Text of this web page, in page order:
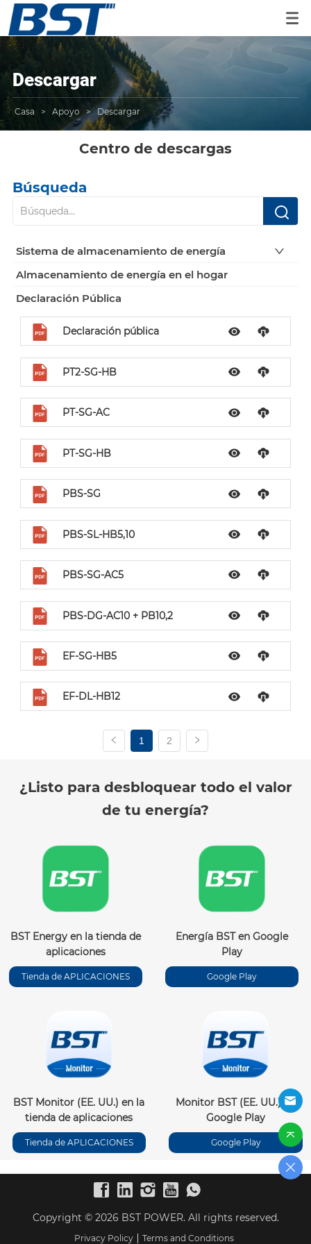
Descargar
Casa > Apoyo > Descargar
Centro de descargas
Búsqueda
Sistema de almacenamiento de energía
Almacenamiento de energía en el hogar
Declaración Pública
Declaración pública
PT2-SG-HB
PT-SG-AC
PT-SG-HB
PBS-SG
PBS-SL-HB5,10
PBS-SG-AC5
PBS-DG-AC10 + PB10,2
EF-SG-HB5
EF-DL-HB12
1 2
¿Listo para desbloquear todo el valor
de tu energía?
BST Energy en la tienda de
aplicaciones
Tienda de APLICACIONES
Energía BST en Google
Play
Google Play
BST Monitor (EE. UU.) en la
tienda de aplicaciones
Tienda de APLICACIONES
Monitor BST (EE. UU.) en
Google Play
Google Play
Copyright © 2026 BST POWER. All rights reserved.
Privacy Policy Terms and Conditions